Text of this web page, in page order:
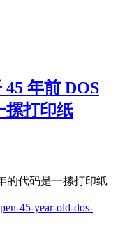
45 年前 DOS
摞打印纸
的代码是一摞打印纸
45-year-old-dos-